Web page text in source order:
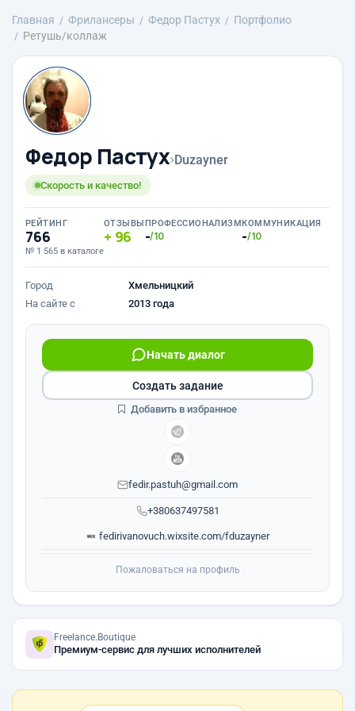
Главная Фрилансеры Федор Пастух
Портфолио
Ретушь/коллаж
Федор Пастух›Duzayner
Скорость и качество!
РЕЙТИНГ
766
№ 1 565 в каталоге
ОТЗЫВЫ
96
ПРОФЕССИОНАЛИЗМ
-/10
КОММУНИКАЦИЯ
-/10
Город
Хмельницкий
На сайте с
2013 года
+380637497581
Начать диалог
fedir.pastuh@gmail.com
fedirivanovuch.wixsite.com/fduzayner
Создать задание
Добавить в избранное
Пожаловаться на профиль
Freelance.Boutique
Премиум-сервис для лучших исполнителей